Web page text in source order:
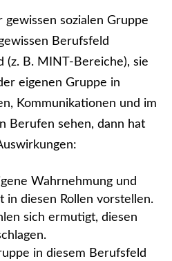
sozialen Gruppe
Berufsfeld
B. MINT-Bereiche), sie
eigenen Gruppe in
Kommunikationen und im
Berufen sehen, dann hat
Wahrnehmung und
in diesen Rollen vorstellen.
sich ermutigt, diesen
in diesem Berufsfeld